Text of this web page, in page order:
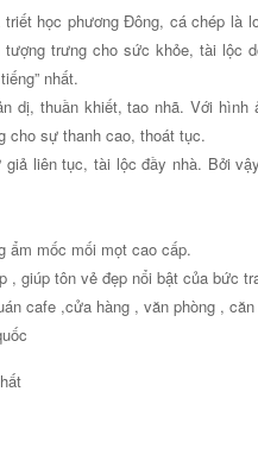
học phương Đông, cá chép là
trưng cho sức khỏe, tài lộc
nhất.
dị, thuần khiết, tao nhã. Với hình
cho sự thanh cao, thoát tục.
liên tục, tài lộc đầy nhà. Bởi
ẩm mốc mối mọt cao cấp.
, giúp tôn vẻ đẹp nổi bật của bức
cafe ,cửa hàng , văn phòng ,